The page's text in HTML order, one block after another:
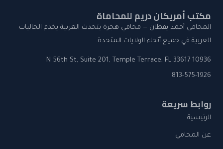
مكتب أمريكان دريم للمحاماة
المحامي أحمد يقظان — محامي هجرة يتحدث العربية يخدم الجاليات
العربية في جميع أنحاء الولايات المتحدة.
10936 N 56th St, Suite 201, Temple Terrace, FL 33617
813-575-1926
روابط سريعة
الرئيسية
عن المحامي